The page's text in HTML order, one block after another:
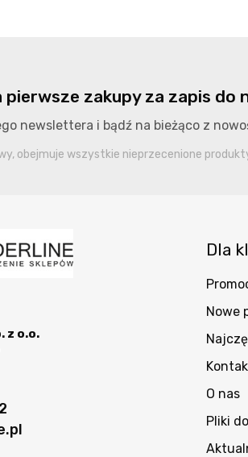
pierwsze zakupy za zapis do
newslettera i bądź na bieżąco z
obejmuje wszystkie nieprzecenione
z o.o.
Dla
Nowe
O nas
Pliki